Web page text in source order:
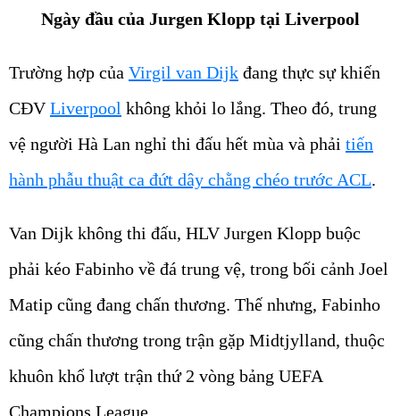
Ngày đầu của Jurgen Klopp tại Liverpool
Trường hợp của Virgil van Dijk đang thực sự khiến
CĐVLiverpool không khỏi lo lắng. Theo đó, trung
vệ người Hà Lan nghỉ thi đấu hết mùa và phải tiến
hành phẫu thuật ca đứt dây chằng chéo trước ACL.
Van Dijk không thi đấu, HLV Jurgen Klopp buộc
phải kéo Fabinho về đá trung vệ, trong bối cảnh Joel
Matip cũng đang chấn thương. Thế nhưng, Fabinho
cũng chấn thương trong trận gặp Midtjylland, thuộc
khuôn khổ lượt trận thứ 2 vòng bảng UEFA
Champions League.